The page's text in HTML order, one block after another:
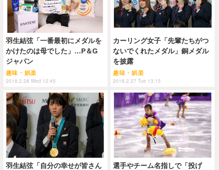
羽生結弦「一番最初にメダルを
かけたのは母でした」…P＆G
ジャパン
趣味・娯楽
2018.2.28 Wed 12:45
カーリング女子「先輩たちがつ
ないでくれたメダル」銅メダル
を披露
趣味・娯楽
2018.2.27 Tue 13:15
羽生結弦「自分の幸せが皆さん
選手やチーム名指しで「投げ